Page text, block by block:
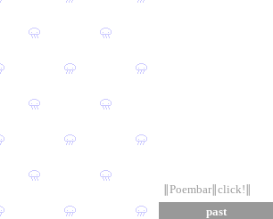
∥Poembar∥click!∥
past